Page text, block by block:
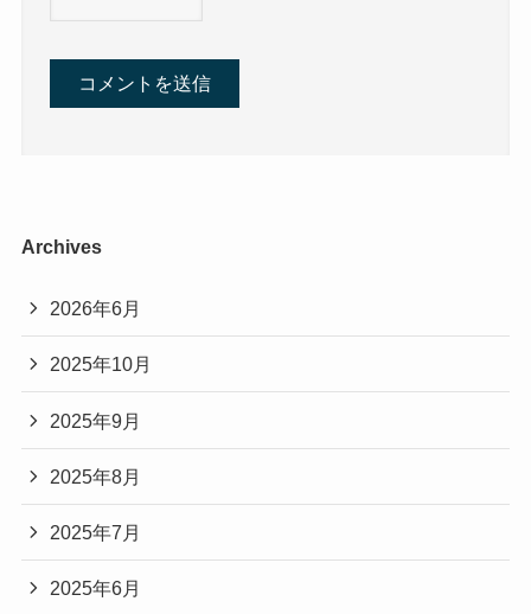
Archives
2026年6月
2025年10月
2025年9月
2025年8月
2025年7月
2025年6月